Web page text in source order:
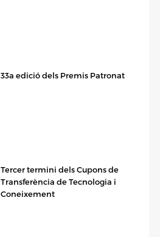
33a edició dels Premis Patronat
Tercer termini dels Cupons de
Transferència de Tecnologia i
Coneixement